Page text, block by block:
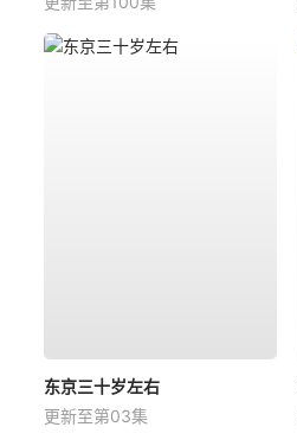
东京三十岁左右
更新至第03集